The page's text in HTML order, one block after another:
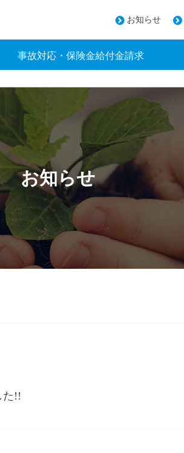
お知らせ
事故対応・保険金給付金請求
お知らせ
た!!